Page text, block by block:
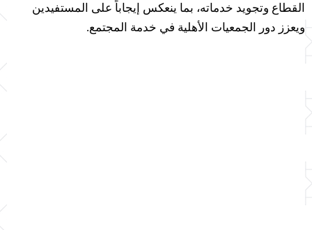
القطاع وتجويد خدماته، بما ينعكس إيجاباً على المستفيدين
ويعزز دور الجمعيات الأهلية في خدمة المجتمع.